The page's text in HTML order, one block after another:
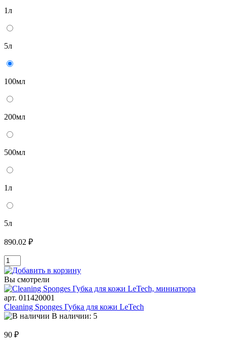
1л
5л
100мл
200мл
500мл
1л
5л
890.02 ₽
Вы смотрели
арт. 011420001
Cleaning Sponges Губка для кожи LeTech
В наличии: 5
90 ₽